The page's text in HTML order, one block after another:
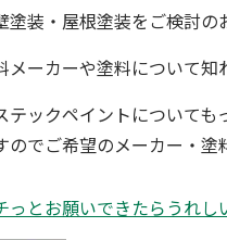
塗装・屋根塗装をご検討の
メーカーや塗料について知
テックペイントについて
のでご希望のメーカー・塗
っとお願いできたらうれし